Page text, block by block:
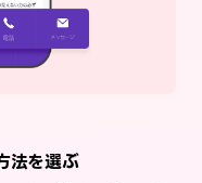
法を選ぶ